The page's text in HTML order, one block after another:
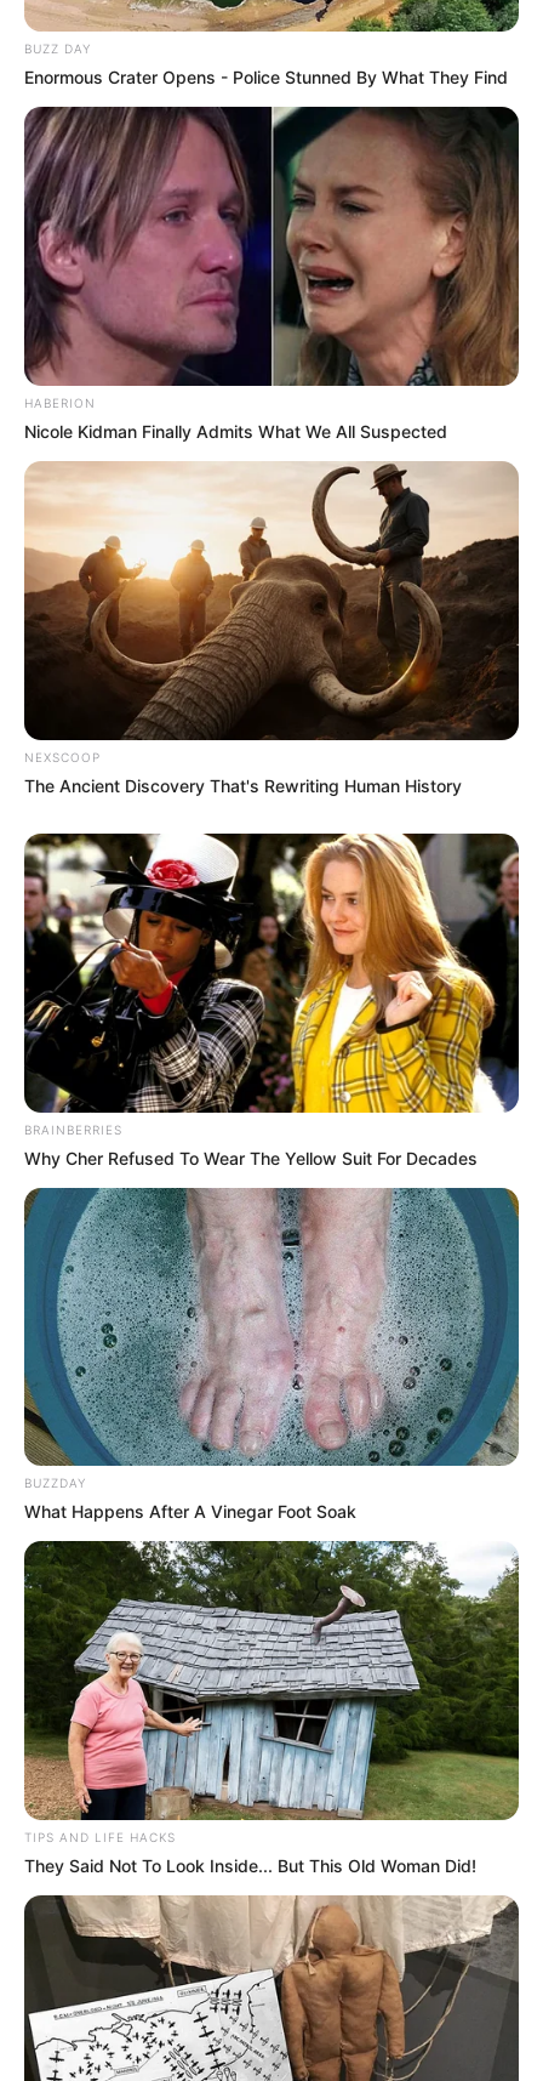
BUZZ DAY
Enormous Crater Opens - Police Stunned By What They Find
HABERION
Nicole Kidman Finally Admits What We All Suspected
NEXSCOOP
The Ancient Discovery That's Rewriting Human History
BRAINBERRIES
Why Cher Refused To Wear The Yellow Suit For Decades
BUZZDAY
What Happens After A Vinegar Foot Soak
TIPS AND LIFE HACKS
They Said Not To Look Inside... But This Old Woman Did!